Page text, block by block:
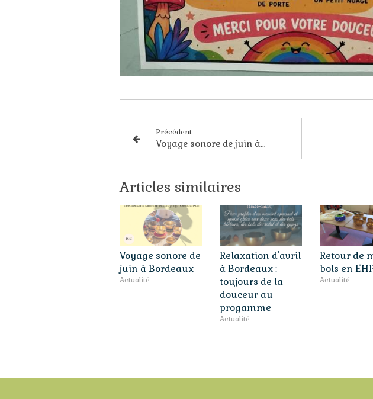
Précédent
Voyage sonore de juin à Bordeaux
Articles similaires
Voyage sonore de
juin à Bordeaux
Actualité
Relaxation d'avril
à Bordeaux :
toujours de la
douceur au
progamme
Actualité
Retour de
bols en
Actualité